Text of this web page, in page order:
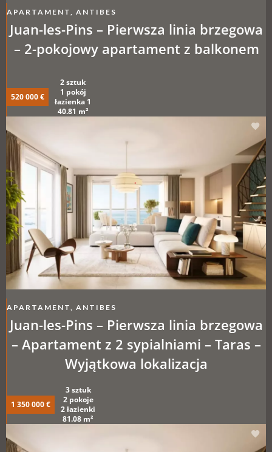
APARTAMENT, ANTIBES
Juan-les-Pins – Pierwsza linia brzegowa
– 2-pokojowy apartament z balkonem
520 000 €
2 sztuk
1 pokój
łazienka 1
40.81 m²
APARTAMENT, ANTIBES
Juan-les-Pins – Pierwsza linia brzegowa
– Apartament z 2 sypialniami – Taras –
Wyjątkowa lokalizacja
1 350 000 €
3 sztuk
2 pokoje
2 łazienki
81.08 m²